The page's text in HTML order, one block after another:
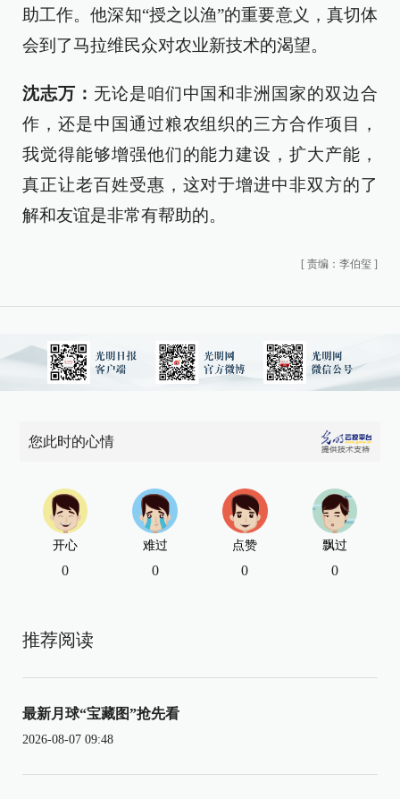
助工作。他深知“授之以渔”的重要意义，真切体
会到了马拉维民众对农业新技术的渴望。
沈志万： 无论是咱们中国和非洲国家的双边合
作，还是中国通过粮农组织的三方合作项目，
我觉得能够增强他们的能力建设，扩大产能，
真正让老百姓受惠，这对于增进中非双方的了
解和友谊是非常有帮助的。
[ 责编：李伯玺 ]
您此时的心情
开心
0
难过
0
点赞
0
飘过
0
推荐阅读
最新月球“宝藏图”抢先看
2026-08-07 09:48